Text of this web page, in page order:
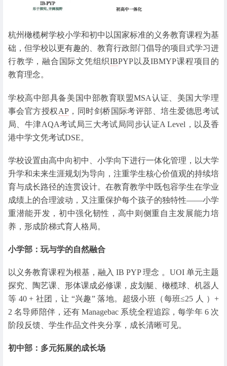
杭州橄榄树学校小学和初中以国家标准的义务教育课程为基
础，但学校以更有趣的、教育行政部门倡导的项目式学习进
行教学，融合国际文凭组织IBPYP以及IBMYP课程项目的
教育理念。
学校高中部具备美国中部教育联盟MSA认证、美国大学理
事会官方授权AP，同时剑桥国际考评部、培生爱德思考试
局、牛津AQA考试局三大考试局同步认证A Level，以及香
港中学文凭考试DSE。
学校设置由高中向初中、小学向下进行一体化管理，以大学
升学和未来生涯规划为导向，注重学生核心价值观的持续培
育与成长路径的连贯设计。在教育教学中既包容学生在学业
成绩上的合理波动，又注重保护每个孩子的独特性——小学
重潜能开发，初中强化韧性，高中则侧重自主发展能力培
养，形成阶梯式育人格局。
小学部：玩与学的自然融合
以义务教育课程为根基，融入 IB PYP 理念 。UOI 单元主题
探究、陶艺课、形体课成必修课，皮划艇、橄榄球、机器人
等 40 + 社团，让 “兴趣” 落地。超级小班（每班≤25 人 ）+
2 名导师陪伴，还有 Managebac 系统全程追踪，每学年 6 次
阶段反馈、学生作品文件夹分享，成长清晰可见。
初中部：多元拓展的成长场